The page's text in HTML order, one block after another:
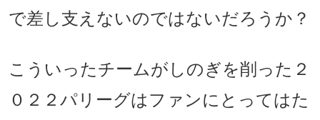
で差し支えないのではないだろうか？
こういったチームがしのぎを削った２
０２２パリーグはファンにとってはた